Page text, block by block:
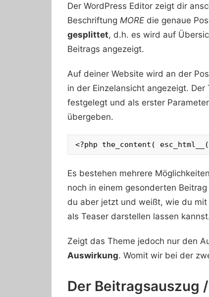
Der WordPress Editor zeigt dir
Beschriftung MORE die genaue
gesplittet, d.h. es wird auf
Beitrags angezeigt.
Auf deiner Website wird an der
in der Einzelansicht angezeigt.
festgelegt und als erster
übergeben.
<?php the_content(
Es bestehen mehrere
noch in einem gesonderten
du aber jetzt und weißt, wie du
als Teaser darstellen lassen
Zeigt das Theme jedoch nur den
Auswirkung. Womit wir bei der
Der Beitragsauszug